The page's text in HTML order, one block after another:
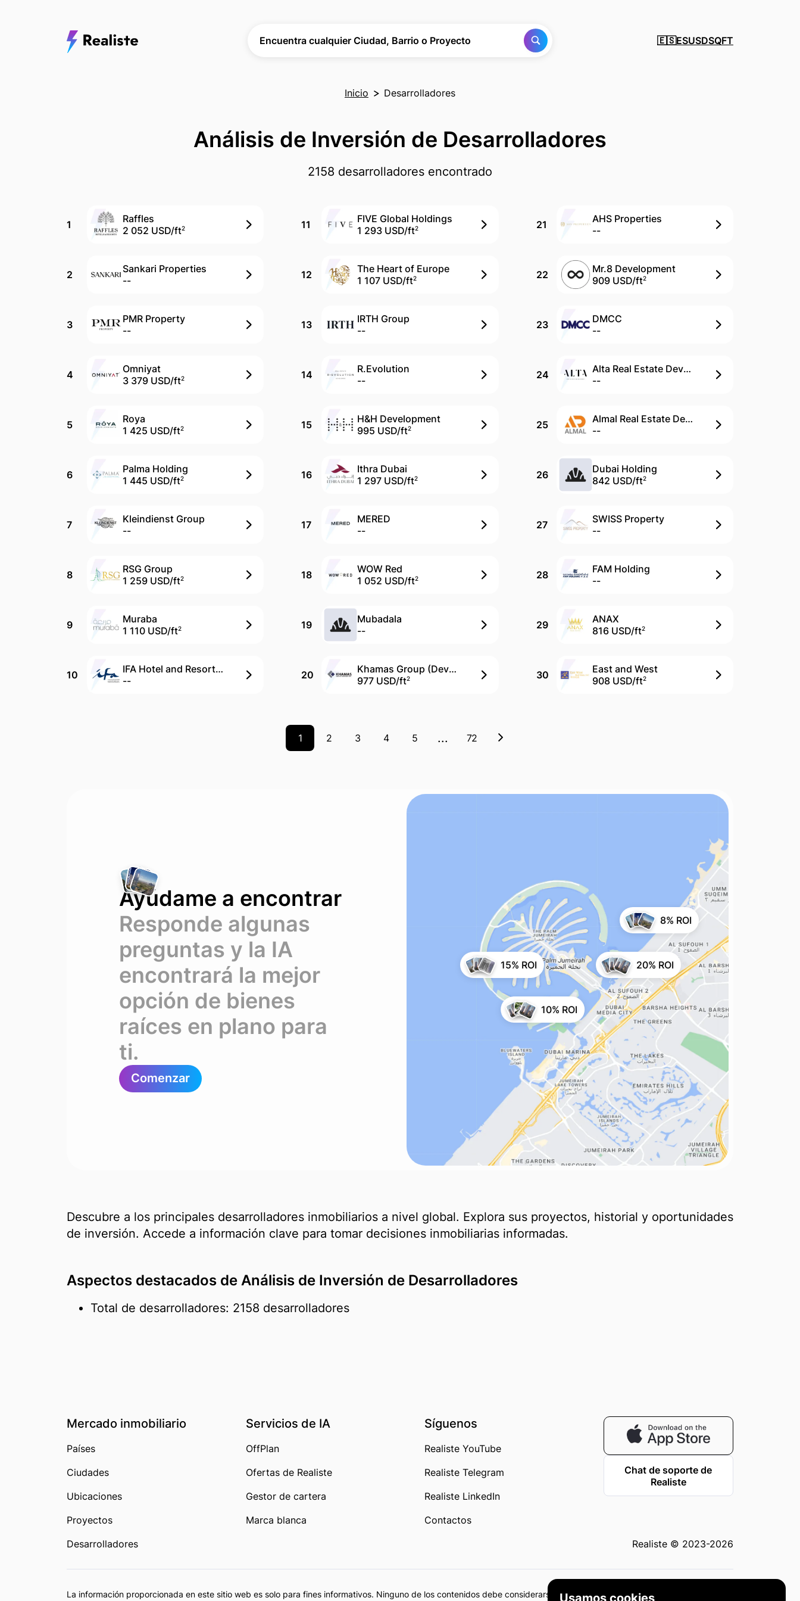
Usamos cookies
Encuentra cualquier Ciudad, Barrio o Proyecto
🇪🇸ESUSDSQFT
Inicio Desarrolladores
Análisis de Inversión de Desarrolladores
2158 desarrolladores encontrado
1
Raffles
2 052 USD/ft2
2
Sankari Properties
--
3
PMR Property
--
4
Omniyat
3 379 USD/ft2
5
Roya
1 425 USD/ft2
6
Palma Holding
1 445 USD/ft2
7
Kleindienst Group
--
8
RSG Group
1 259 USD/ft2
9
Muraba
1 110 USD/ft2
10
IFA Hotel and Resorts (Devmark)
--
11
FIVE Global Holdings
1 293 USD/ft2
12
The Heart of Europe
1 107 USD/ft2
13
IRTH Group
--
14
R.Evolution
--
15
H&H Development
995 USD/ft2
16
Ithra Dubai
1 297 USD/ft2
17
MERED
--
18
WOW Red
1 052 USD/ft2
19
Mubadala
--
20
Khamas Group (Devmark)
977 USD/ft2
21
AHS Properties
--
22
Mr.8 Development
909 USD/ft2
23
DMCC
--
24
Alta Real Estate Development
--
25
Almal Real Estate Development
--
26
Dubai Holding
842 USD/ft2
27
SWISS Property
--
28
FAM Holding
--
29
ANAX
816 USD/ft2
30
East and West
908 USD/ft2
1 2 3 4 5 ... 72
Ayúdame a encontrar
Responde algunas
preguntas y la IA
encontrará la mejor
opción de bienes
raíces en plano para
ti.
Comenzar
8% ROI
20% ROI
10% ROI
15% ROI
Descubre a los principales desarrolladores inmobiliarios a nivel global. Explora sus proyectos, historial y oportunidades
de inversión. Accede a información clave para tomar decisiones inmobiliarias informadas.
Aspectos destacados de Análisis de Inversión de Desarrolladores
Total de desarrolladores: 2158 desarrolladores
Mercado inmobiliario
Países
Ciudades
Ubicaciones
Proyectos
Desarrolladores
Servicios de IA
OffPlan
Ofertas de Realiste
Gestor de cartera
Marca blanca
Síguenos
Realiste YouTube
Realiste Telegram
Realiste LinkedIn
Contactos
Chat de soporte de
Realiste
Realiste © 2023-2026
La información proporcionada en este sitio web es solo para fines informativos. Ninguno de los contenidos debe considerarse como asesoramiento de inversión o